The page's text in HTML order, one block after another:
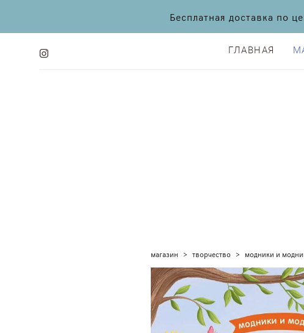
Бесплатная доставка по
ГЛАВНАЯ
ГЛАВНАЯ
магазин > творчество > модники и